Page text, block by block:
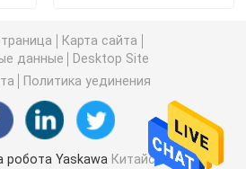
Карта сайта
данные
Desktop Site
Политика уединения
робота Yaskawa Китайская